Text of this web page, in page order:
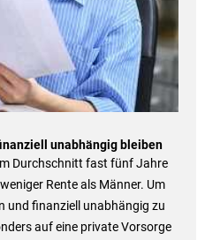
unabhängig bleiben
Durchschnitt fast fünf Jahre
Rente als Männer. Um
und finanziell unabhängig zu
auf eine private Vorsorge